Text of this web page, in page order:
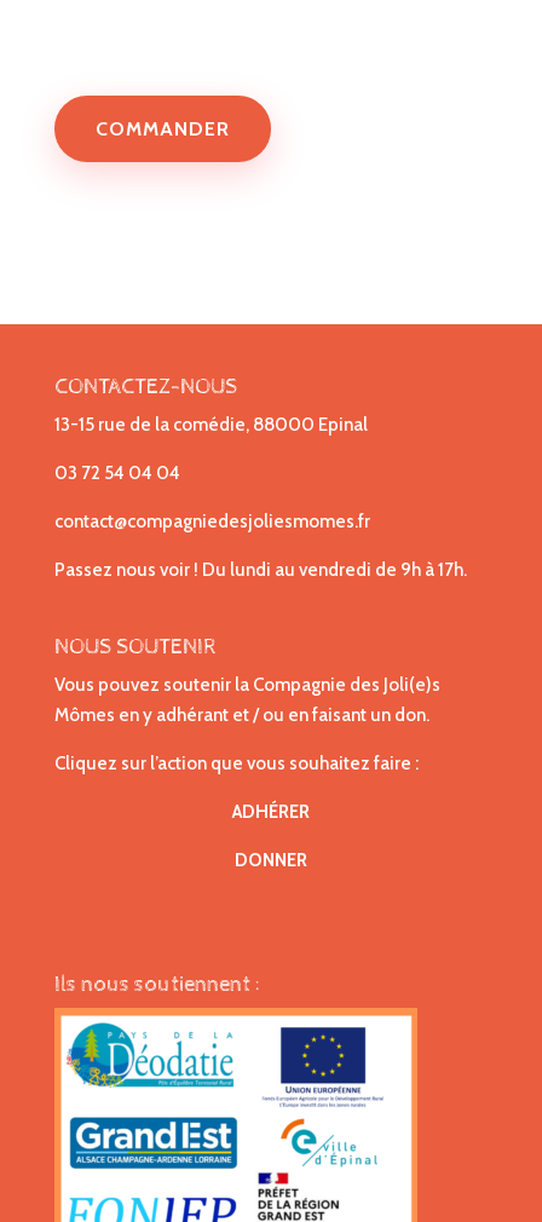
COMMANDER
CONTACTEZ-NOUS
13-15 rue de la comédie, 88000 Epinal
03 72 54 04 04
contact@compagniedesjoliesmomes.fr
Passez nous voir ! Du lundi au vendredi de 9h à 17h.
NOUS SOUTENIR
Vous pouvez soutenir la Compagnie des Joli(e)s
Mômes en y adhérant et / ou en faisant un don.
Cliquez sur l’action que vous souhaitez faire :
ADHÉRER
DONNER
Ils nous soutiennent :